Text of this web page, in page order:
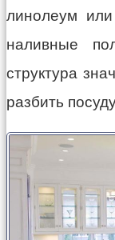
линолеум
наливные
структура
разбить